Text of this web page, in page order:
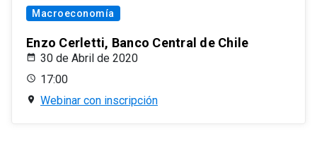
Macroeconomía
Enzo Cerletti, Banco Central de Chile
30 de Abril de 2020
17:00
Webinar con inscripción